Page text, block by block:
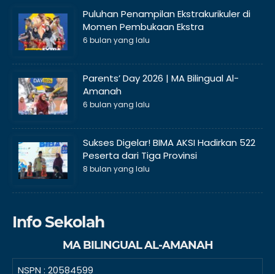
Puluhan Penampilan Ekstrakurikuler di
Momen Pembukaan Ekstra
6 bulan yang lalu
Parents’ Day 2026 | MA Bilingual Al-
Amanah
6 bulan yang lalu
Sukses Digelar! BIMA AKSI Hadirkan 522
Peserta dari Tiga Provinsi
8 bulan yang lalu
Info Sekolah
MA BILINGUAL AL-AMANAH
NSPN : 20584599